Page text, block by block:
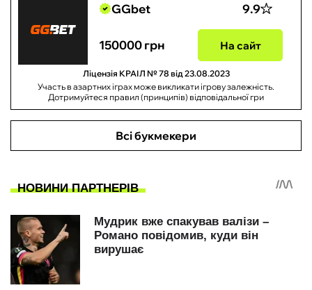
GGbet 9.9
150000 грн На сайт
Ліцензія КРАІЛ № 78 від 23.08.2023
Участь в азартних іграх може викликати ігрову залежність.
Дотримуйтеся правил (принципів) відповідальної гри
Всі букмекери